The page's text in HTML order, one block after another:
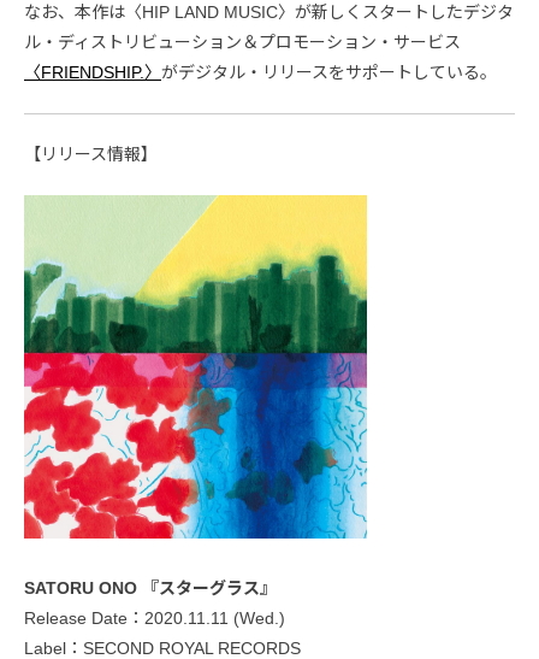
なお、本作は〈HIP LAND MUSIC〉が新しくスタートしたデジタ
ル・ディストリビューション＆プロモーション・サービス
〈FRIENDSHIP.〉 がデジタル・リリースをサポートしている。
【リリース情報】
SATORU ONO 『スターグラス』
Release Date：2020.11.11 (Wed.)
Label：SECOND ROYAL RECORDS